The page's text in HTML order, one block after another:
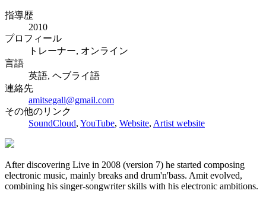
指導歴
2010
プロフィール
トレーナー, オンライン
言語
英語, ヘブライ語
連絡先
amitsegall@gmail.com
その他のリンク
SoundCloud, YouTube, Website, Artist website
After discovering Live in 2008 (version 7) he started composing
electronic music, mainly breaks and drum'n'bass. Amit evolved,
combining his singer-songwriter skills with his electronic ambitions.